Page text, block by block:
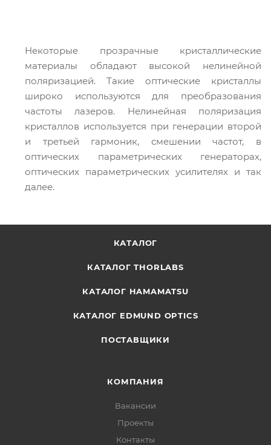
Некоторые прозрачные кристаллические
материалы обладают высокой нелинейной
поляризацией. Такие оптические кристаллы
широко используются для преобразования
частоты лазеров. Нелинейная поляризация
кристаллов используется при генерации второй
и третьей гармоник, смешении частот, в
оптических параметрических генераторах,
оптических параметрических усилителях и так
далее.
КАТАЛОГ
КАТАЛОГ THORLABS
КАТАЛОГ HAMAMATSU
КАТАЛОГ EDMUND OPTICS
ПОСТАВЩИКИ
КОМПАНИЯ
Вакансии
Проекты
Контакты